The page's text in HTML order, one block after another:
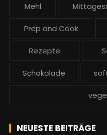
Mehl
Prep and Cook
Rezepte
Schokolade
NEUESTE BEITRÄGE